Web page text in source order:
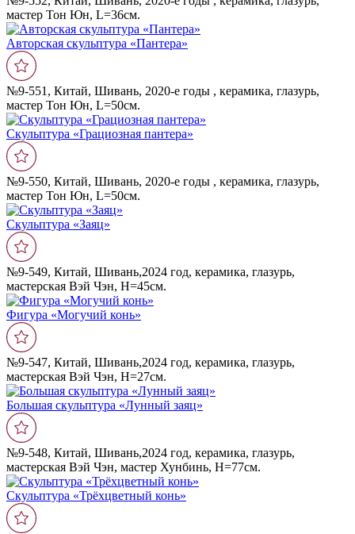
мастер Тон Юн, L=36см.
Авторская скульптура «Пантера»
№9-551, Китай, Шивань, 2020-е годы , керамика, глазурь,
мастер Тон Юн, L=50см.
Скульптура «Грациозная пантера»
№9-550, Китай, Шивань, 2020-е годы , керамика, глазурь,
мастер Тон Юн, L=50см.
Скульптура «Заяц»
№9-549, Китай, Шивань,2024 год, керамика, глазурь,
мастерская Вэй Чэн, Н=45см.
Фигура «Могучий конь»
№9-547, Китай, Шивань,2024 год, керамика, глазурь,
мастерская Вэй Чэн, Н=27см.
Большая скульптура «Лунный заяц»
№9-548, Китай, Шивань,2024 год, керамика, глазурь,
мастерская Вэй Чэн, мастер Хунбинь, Н=77см.
Скульптура «Трëхцветный конь»